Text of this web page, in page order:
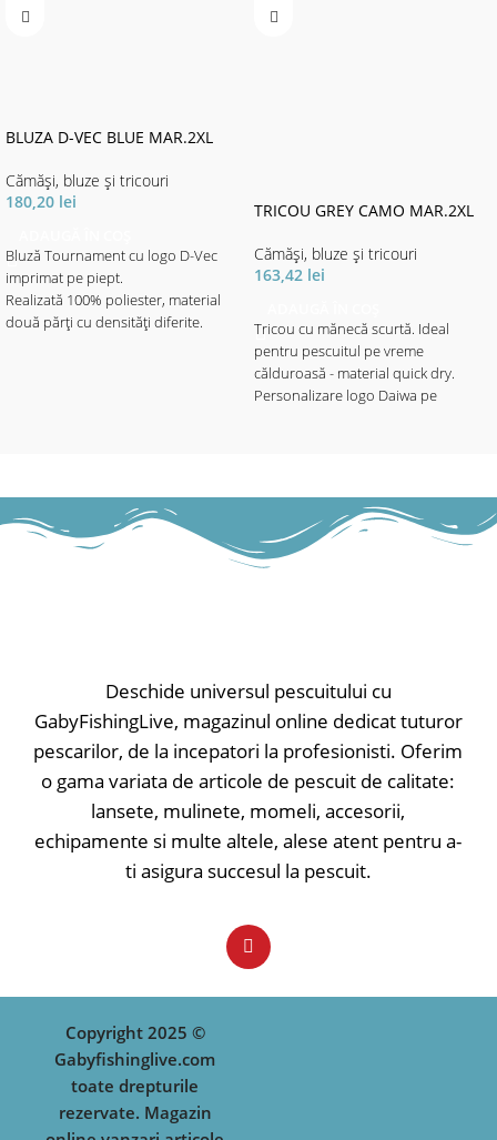
BLUZA D-VEC BLUE MAR.2XL
Cămăși, bluze și tricouri
180,20 lei
Bluză Tournament cu logo D-Vec
imprimat pe piept.
Realizată 100% poliester, material
două părți cu densități diferite.
ce asigură confortul termic pe vreme
toridă cu soare puternic.
TRICOU GREY CAMO MAR.2XL
Cămăși, bluze și tricouri
163,42 lei
Tricou cu mănecă scurtă. Ideal
pentru pescuitul pe vreme
călduroasă - material quick dry.
Personalizare logo Daiwa pe
Deschide universul pescuitului cu
GabyFishingLive, magazinul online dedicat tuturor
pescarilor, de la incepatori la profesionisti. Oferim
o gama variata de articole de pescuit de calitate:
lansete, mulinete, momeli, accesorii,
echipamente si multe altele, alese atent pentru a-
ti asigura succesul la pescuit.
Copyright 2025 ©
Gabyfishinglive.com
toate drepturile
rezervate. Magazin